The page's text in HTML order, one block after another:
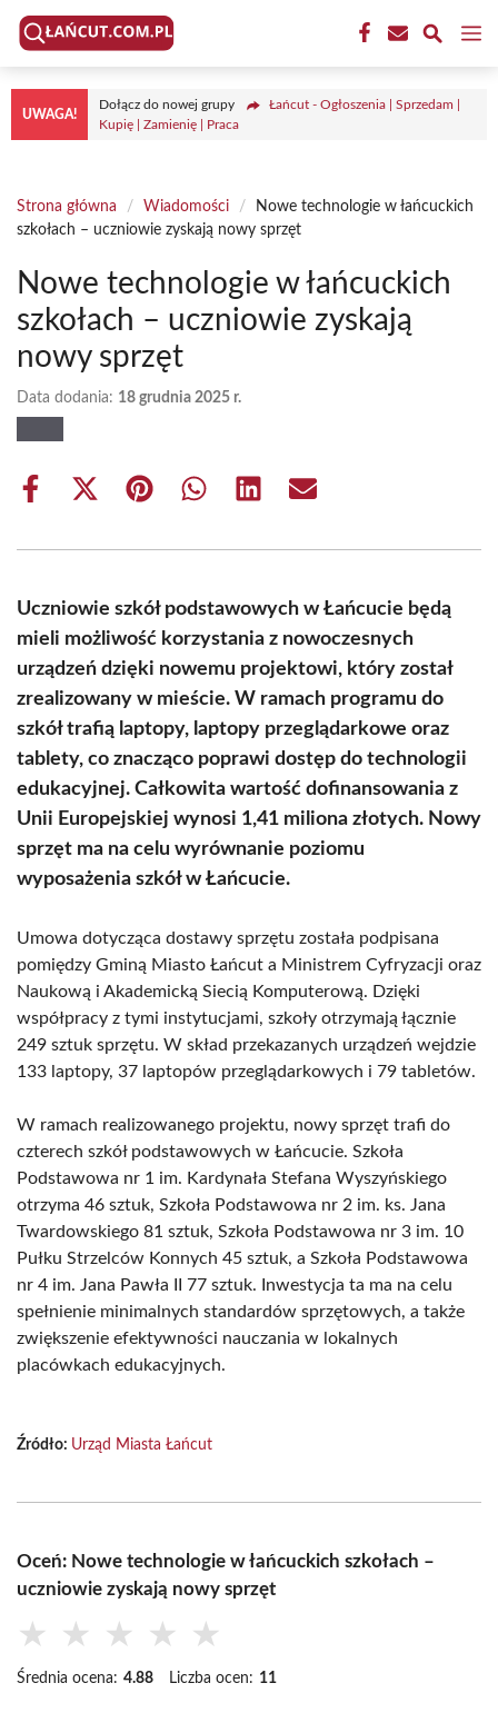
Przejdź
treści
UWAGA!
Dołącz do nowej grupy
Łańcut - Ogłoszenia | Sprzedam |
Kupię | Zamienię | Praca
Strona główna / Wiadomości /
Nowe technologie w łańcuckich
szkołach – uczniowie zyskają nowy sprzęt
Nowe technologie w łańcuckich
szkołach – uczniowie zyskają
nowy sprzęt
Data dodania: 18 grudnia 2025 r.
Share
Share
(Twitter)
Share Share Share Share
Uczniowie szkół podstawowych w Łańcucie będą
mieli możliwość korzystania z nowoczesnych
urządzeń dzięki nowemu projektowi, który został
zrealizowany w mieście. W ramach programu do
szkół trafią laptopy, laptopy przeglądarkowe oraz
tablety, co znacząco poprawi dostęp do technologii
edukacyjnej. Całkowita wartość dofinansowania z
Unii Europejskiej wynosi 1,41 miliona złotych. Nowy
sprzęt ma na celu wyrównanie poziomu
wyposażenia szkół w Łańcucie.
Umowa dotycząca dostawy sprzętu została podpisana
pomiędzy Gminą Miasto Łańcut a Ministrem Cyfryzacji oraz
Naukową i Akademicką Siecią Komputerową. Dzięki
współpracy z tymi instytucjami, szkoły otrzymają łącznie
249 sztuk sprzętu. W skład przekazanych urządzeń wejdzie
133 laptopy, 37 laptopów przeglądarkowych i 79 tabletów.
W ramach realizowanego projektu, nowy sprzęt trafi do
czterech szkół podstawowych w Łańcucie. Szkoła
Podstawowa nr 1 im. Kardynała Stefana Wyszyńskiego
otrzyma 46 sztuk, Szkoła Podstawowa nr 2 im. ks. Jana
Twardowskiego 81 sztuk, Szkoła Podstawowa nr 3 im. 10
Pułku Strzelców Konnych 45 sztuk, a Szkoła Podstawowa
nr 4 im. Jana Pawła II 77 sztuk. Inwestycja ta ma na celu
spełnienie minimalnych standardów sprzętowych, a także
zwiększenie efektywności nauczania w lokalnych
placówkach edukacyjnych.
Źródło: Urząd Miasta Łańcut
Oceń: Nowe technologie w łańcuckich szkołach –
uczniowie zyskają nowy sprzęt
★ ★ ★ ★ ★
Średnia ocena: 4.88 Liczba ocen: 11